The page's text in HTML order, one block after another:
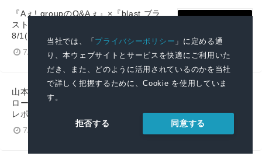
当社では、「プライバシーポリシー 」に定める通
り、本ウェブサイトとサービスを快適にご利用いた
だき、また、どのように活用されているのかを当社
で詳しく把握するために、Cookie を使用していま
す。
拒否する 同意する
『Aぇ! groupのQ&Aぇ』×『blast ブラ
スト！』スペシャルコラボが実現！
8/1(土)13:35~フジテレビで放送決定
7/29 10:00
山本耕史、ゆりやんレトリィバァとブ
ロードウェイキャストが集結！ 稽古場
レポート＆歌唱シーン映像が到着
7/28 10:00